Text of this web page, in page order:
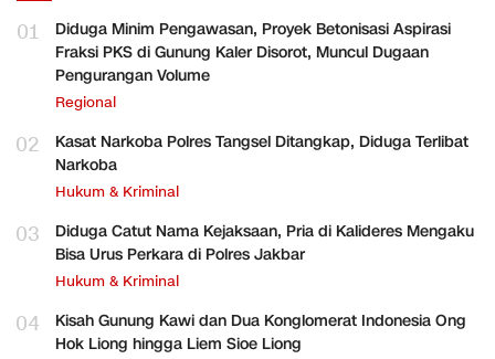
01
Diduga Minim Pengawasan, Proyek Betonisasi Aspirasi
Fraksi PKS di Gunung Kaler Disorot, Muncul Dugaan
Pengurangan Volume
Regional
02
Kasat Narkoba Polres Tangsel Ditangkap, Diduga Terlibat
Narkoba
Hukum & Kriminal
03
Diduga Catut Nama Kejaksaan, Pria di Kalideres Mengaku
Bisa Urus Perkara di Polres Jakbar
Hukum & Kriminal
04
Kisah Gunung Kawi dan Dua Konglomerat Indonesia Ong
Hok Liong hingga Liem Sioe Liong